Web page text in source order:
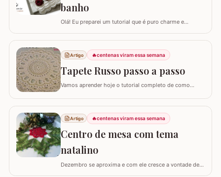
banho
Olá! Eu preparei um tutorial que é puro charme e
como confeccionar um Barradinho para Toalha de
Banho ou Toalha de Rosto passo a passo. Esse
trabalho transforma uma peça simples em um item de
decoração de luxo, ideal para presentear ou para…
Artigo 🔥centenas viram essa semana
Tapete Russo passo a passo
Vamos aprender hoje o tutorial completo de como
detalhes e texturas, não é difícil de fazer; as imagens e
os textos detalhando cada fase vão facilitar muito o seu
trabalho. Confeccionado originalmente…
Artigo 🔥centenas viram essa semana
Centro de mesa com tema
natalino
Dezembro se aproxima e com ele cresce a vontade de